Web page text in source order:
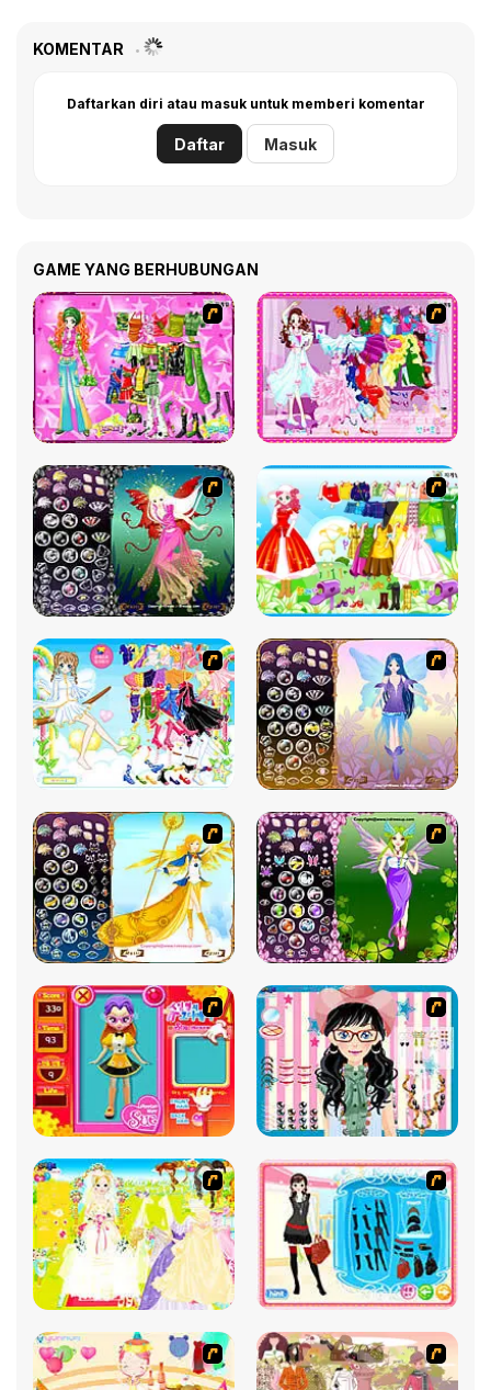
KOMENTAR
Daftarkan diri atau masuk untuk memberi komentar
Daftar Masuk
GAME YANG BERHUBUNGAN